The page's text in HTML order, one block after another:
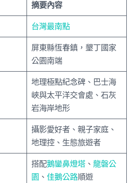
摘要內容
台灣最南點
屏東縣恆春鎮，墾丁國家
公園南端
地理極點紀念碑、巴士海
峽與太平洋交會處、石灰
岩海岸地形
攝影愛好者、親子家庭、
地理控、生態旅遊者
搭配鵝鑾鼻燈塔、 龍磐公
園 、 佳鵝公路順遊